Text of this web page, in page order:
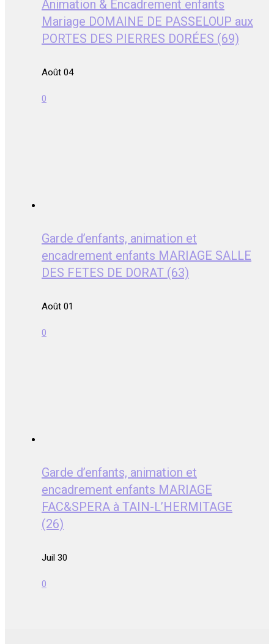
Animation & Encadrement enfants
Mariage DOMAINE DE PASSELOUP aux
PORTES DES PIERRES DORÉES (69)
Août 04
0
Garde d’enfants, animation et
encadrement enfants MARIAGE SALLE
DES FETES DE DORAT (63)
Août 01
0
Garde d’enfants, animation et
encadrement enfants MARIAGE
FAC&SPERA à TAIN-L’HERMITAGE
(26)
Juil 30
0